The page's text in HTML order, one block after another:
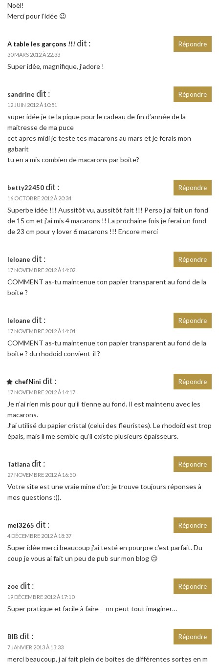
Noël!
Merci pour l’idée 😉
A table les garçons !!! dit :
30 MARS 2012 À 22:33
Super idée, magnifique, j’adore !
Répondre
sandrine dit :
12 JUIN 2012 À 10:51
super idée je te la pique pour le cadeau de fin d’année de la
maitresse de ma puce
cet apres midi je teste tes macarons au mars et je ferais mon
gabarit
tu en a mis combien de macarons par boite?
Répondre
betty22450 dit :
16 OCTOBRE 2012 À 20:34
Superbe idée !!! Aussitôt vu, aussitôt fait !!! Perso j’ai fait un fond
de 15 cm et j’ai mis 4 macarons !! La prochaine fois je ferai un fond
de 23 cm pour y lover 6 macarons !!! Encore merci
Répondre
leloane dit :
17 NOVEMBRE 2012 À 14:02
COMMENT as-tu maintenue ton papier transparent au fond de la
boîte ?
Répondre
leloane dit :
17 NOVEMBRE 2012 À 14:04
COMMENT as-tu maintenue ton papier transparent au fond de la
boîte ? du rhodoid convient-il ?
Répondre
chefNini dit :
17 NOVEMBRE 2012 À 14:17
Je n’ai rien mis pour qu’il tienne au fond. Il est maintenu avec les
macarons.
J’ai utilisé du papier cristal (celui des fleuristes). Le rhodoïd est trop
épais, mais il me semble qu’il existe plusieurs épaisseurs.
Répondre
Tatiana dit :
27 NOVEMBRE 2012 À 16:50
Votre site est une vraie mine d’or: je trouve toujours réponses à
mes questions :)).
Répondre
mel3265 dit :
4 DÉCEMBRE 2012 À 18:37
Super idée merci beaucoup j’ai testé en pourpre c’est parfait. Du
coup je vous ai fait un peu de pub sur mon blog 😉
Répondre
zoe dit :
19 DÉCEMBRE 2012 À 17:10
Super pratique et facile à faire – on peut tout imaginer…
Répondre
BIB dit :
7 JANVIER 2013 À 13:33
merci beaucoup, j ai fait plein de boites de différentes sortes en m
Répondre